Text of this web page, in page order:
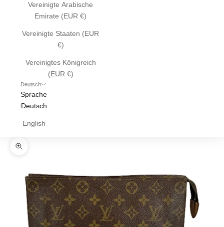
Vereinigte Arabische
Emirate (EUR €)
Vereinigte Staaten (EUR
€)
Vereinigtes Königreich
(EUR €)
Deutsch
Sprache
Deutsch
English
Bild vergrößern